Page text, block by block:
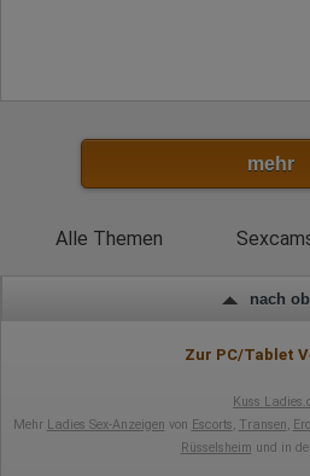
mehr
Alle Themen
nach
Zur PC/Tablet
Kuss
Mehr Ladies Sex-Anzeigen von Escorts, Transen,
Rüsselsheim und in